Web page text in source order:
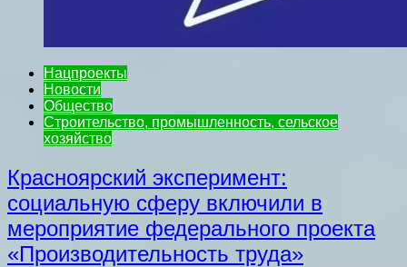
Нацпроекты
Новости
Общество
Строительство, промышленность, сельское
хозяйство
Красноярский эксперимент:
социальную сферу включили в
мероприятие федерального проекта
«Производительность труда»